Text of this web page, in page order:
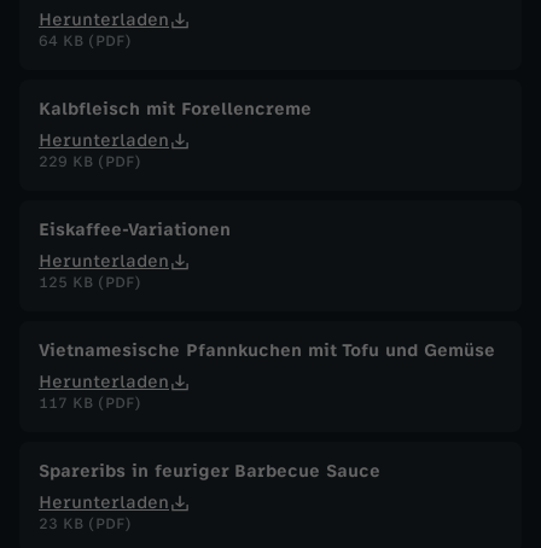
Herunterladen
64 KB (PDF)
Kalbfleisch mit Forellencreme
Herunterladen
229 KB (PDF)
Eiskaffee-Variationen
Herunterladen
125 KB (PDF)
Vietnamesische Pfannkuchen mit Tofu und Gemüse
Herunterladen
117 KB (PDF)
Spareribs in feuriger Barbecue Sauce
Herunterladen
23 KB (PDF)